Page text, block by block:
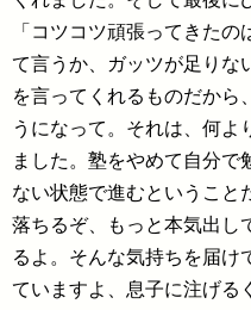
「コツコツ頑張ってきた
て言うか、ガッツが足りな
を言ってくれるものだから
うになって。それは、何よ
ました。塾をやめて自分で
ない状態で進むということ
落ちるぞ、もっと本気出し
るよ。そんな気持ちを届け
ていますよ、息子に注げる